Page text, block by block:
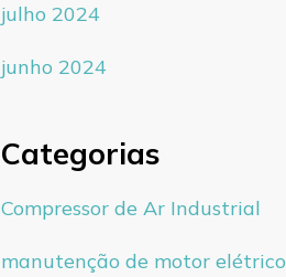
julho 2024
junho 2024
Categorias
Compressor de Ar Industrial
manutenção de motor elétrico